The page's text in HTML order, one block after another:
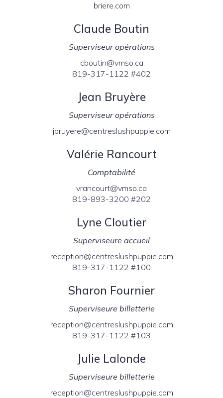
briere.com
Claude Boutin
Superviseur opérations
cboutin@vmso.ca
819-317-1122 #402
Jean Bruyère
Superviseur opérations
jbruyere@centreslushpuppie.com
Valérie Rancourt
Comptabilité
vrancourt@vmso.ca
819-893-3200 #202
Lyne Cloutier
Superviseure accueil
reception@centreslushpuppie.com
819-317-1122 #100
Sharon Fournier
Superviseure billetterie
reception@centreslushpuppie.com
819-317-1122 #103
Julie Lalonde
Superviseure billetterie
reception@centreslushpuppie.com